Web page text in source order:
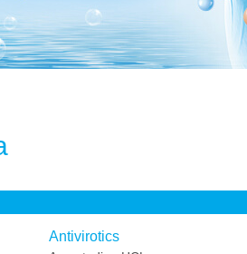
Acabadas
Maquinaria
Antivirotics